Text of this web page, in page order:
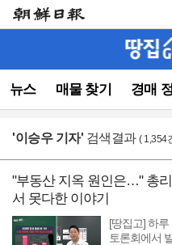
뉴스 매물 찾기 경매
뉴
(컨
영
'이승우 기자' 검색결과 ( 1,354
"부동산 지옥 원인은…" 총
서 못다한 이야기
[땅집고] 하
토론회에서